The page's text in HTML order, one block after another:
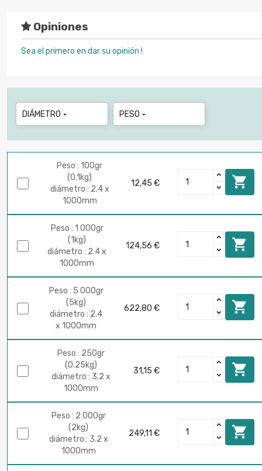
Opiniones
Sea el primero en dar su opinión !
DIÁMETRO  PESO 
Peso : 100gr
(0.1kg)
diámetro : 2.4 x
1000mm
12,45 € 
Peso : 1 000gr
(1kg)
diámetro : 2.4 x
1000mm
124,56 € 
Peso : 5 000gr
(5kg)
diámetro : 2.4
x 1000mm
622,80 € 
Peso : 250gr
(0.25kg)
diámetro : 3.2 x
1000mm
31,15 € 
Peso : 2 000gr
(2kg)
diámetro : 3.2 x
1000mm
249,11 € 